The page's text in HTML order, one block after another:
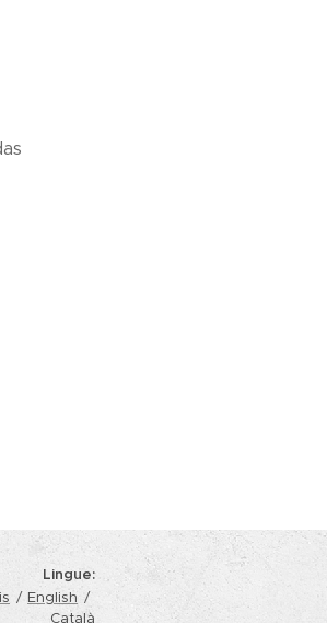
Lingue
English
Català